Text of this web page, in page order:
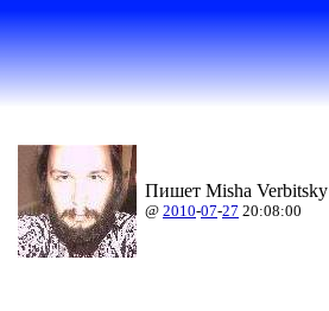
Пишет Misha
@ 2010-07-27 20:08:00